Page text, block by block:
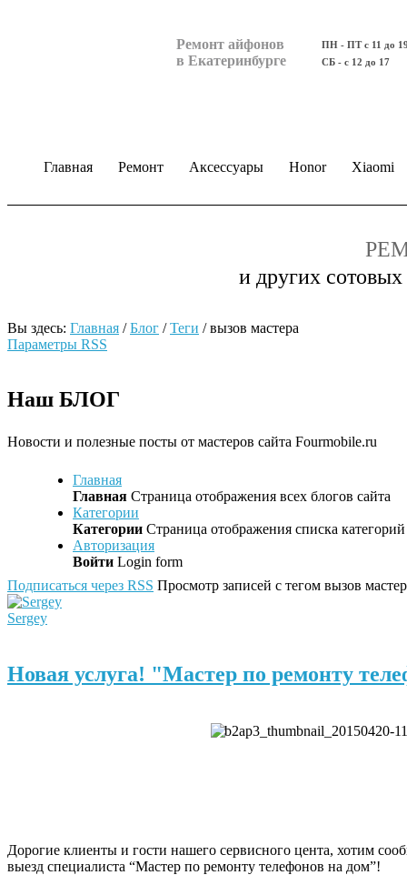
Ремонт айфонов
в Екатеринбурге
ПН - ПТ с 11 до
СБ - с 12 до 17
Главная Ремонт Аксессуары Honor Xiaomi
и других
Вы здесь: Главная /Блог /Теги /вызов мастера
Параметры RSS
Наш БЛОГ
Новости и полезные посты от мастеров сайта Fourmobile.ru
Главная
Главная Страница отображения всех блогов сайта
Категории
Категории Страница отображения списка
Авторизация
Войти Login form
Подписаться через RSS Просмотр записей с тегом вызов
Sergey
Новая услуга! "Мастер по ремонту
Дорогие клиенты и гости нашего сервисного цента, хотим
выезд специалиста “Мастер по ремонту телефонов на дом”!